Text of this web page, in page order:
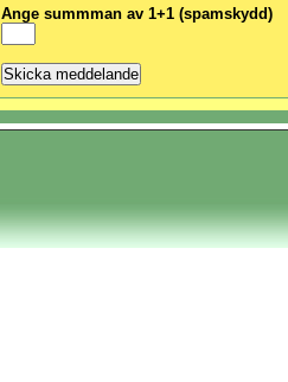
Ange summman av 1+1 (spamskydd)